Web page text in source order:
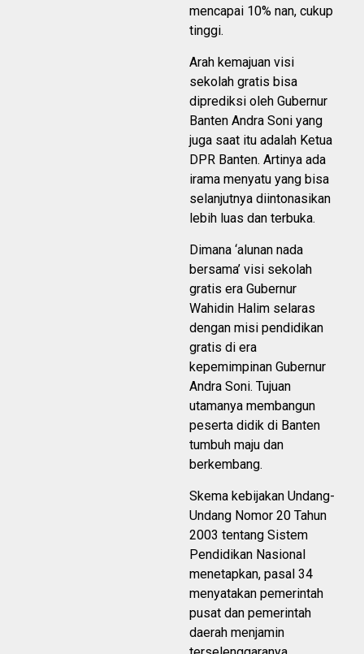
mencapai 10% nan, cukup
tinggi.
Arah kemajuan visi
sekolah gratis bisa
diprediksi oleh Gubernur
Banten Andra Soni yang
juga saat itu adalah Ketua
DPR Banten. Artinya ada
irama menyatu yang bisa
selanjutnya diintonasikan
lebih luas dan terbuka.
Dimana ‘alunan nada
bersama’ visi sekolah
gratis era Gubernur
Wahidin Halim selaras
dengan misi pendidikan
gratis di era
kepemimpinan Gubernur
Andra Soni. Tujuan
utamanya membangun
peserta didik di Banten
tumbuh maju dan
berkembang.
Skema kebijakan Undang-
Undang Nomor 20 Tahun
2003 tentang Sistem
Pendidikan Nasional
menetapkan, pasal 34
menyatakan pemerintah
pusat dan pemerintah
daerah menjamin